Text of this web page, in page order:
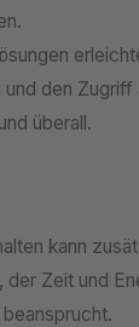
und den Zugriff
überall.
kann
der Zeit und